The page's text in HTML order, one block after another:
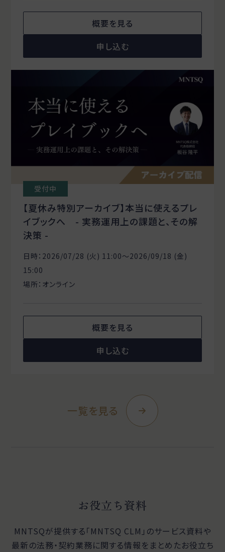
概要を見る
申し込む
受付中
【夏休み特別アーカイブ】本当に使えるプレ
イブックへ - 実務運用上の課題と、その解
決策 -
日時：2026/07/28 (火) 11:00〜2026/09/18 (金)
15:00
場所：オンライン
概要を見る
申し込む
一覧を見る
お役立ち資料
MNTSQが提供する「MNTSQ CLM」のサービス資料や
最新の法務・契約業務に関する情報をまとめたお役立ち